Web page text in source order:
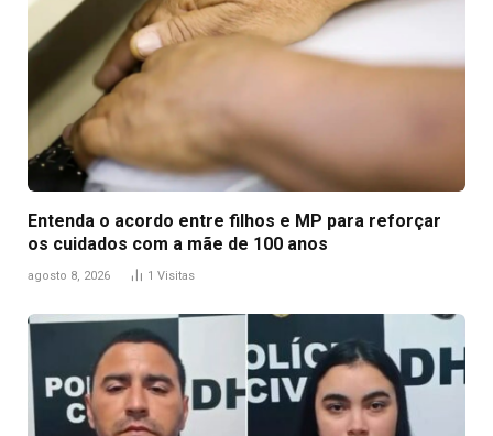
Entenda o acordo entre filhos e MP para reforçar
os cuidados com a mãe de 100 anos
agosto 8, 2026 1 Visitas